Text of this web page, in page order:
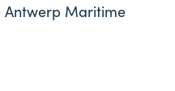
Antwerp Maritime